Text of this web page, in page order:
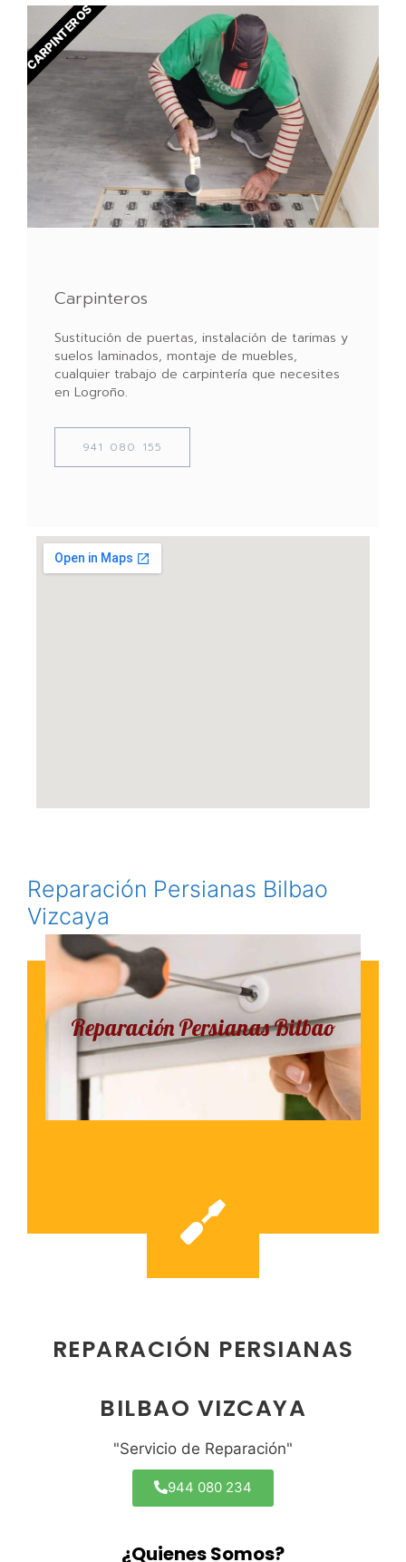
Carpinteros
Sustitución de puertas, instalación de tarimas y
suelos laminados, montaje de muebles,
cualquier trabajo de carpintería que necesites
en Logroño.
941 080 155
CARPINTEROS
Reparación Persianas Bilbao
Vizcaya
Reparación Persianas Bilbao
REPARACIÓN PERSIANAS
BILBAO VIZCAYA
"Servicio de Reparación"
944 080 234
¿Quienes Somos?